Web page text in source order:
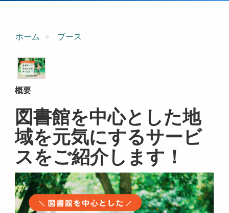
ホーム ブース
概要
図書館を中心とした地
域を元気にするサービ
スをご紹介します！